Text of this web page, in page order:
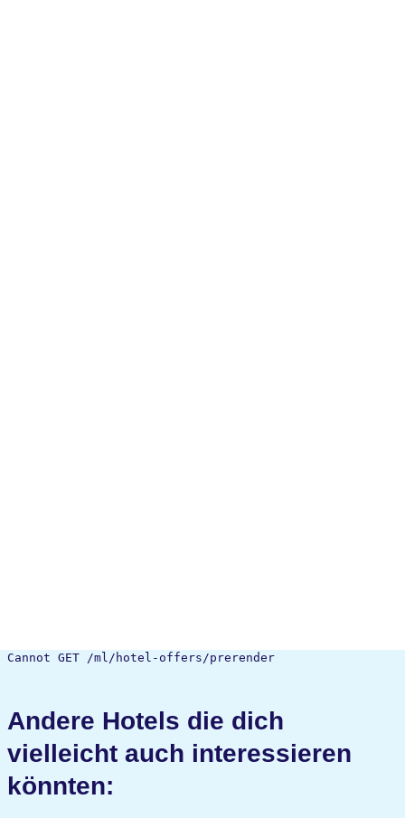
Cannot GET /ml/hotel-offers/prerender
Andere Hotels die dich
vielleicht auch interessieren
könnten: